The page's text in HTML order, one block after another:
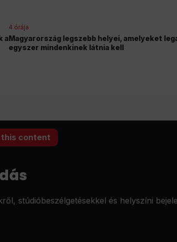
a
4 órája
Magyarország legszebb helyei, amelyeket
egyszer mindenkinek látnia kell
this content
stúdióbeszélgetésekkel és helyszíni